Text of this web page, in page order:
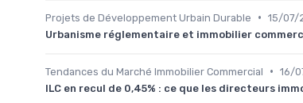
Projets de Développement Urbain Durable • 15/07/
Urbanisme réglementaire et immobilier
Tendances du Marché Immobilier Commercial • 16/
ILC en recul de 0,45% : ce que les directeurs